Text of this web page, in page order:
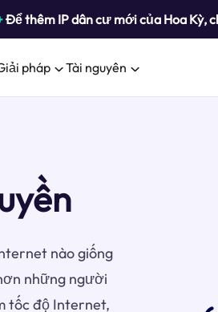
Để thêm IP dân cư mới của Hoa Kỳ,
pháp Tài nguyên
nào giống
những người
tốc độ Internet,